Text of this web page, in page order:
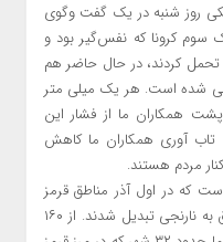
روز شنبه در یک گفت‌ وگوی
سوم کرونا که نفس‌گیر بود و
تحمل کردند، در حال حاضر هم
شده است. هر یک میلی متر
همکاران ما از فشار این
آوری همکاران ما کاهش
مردم هستند.
که در اول آذر مناطق قرمز
بسیار زیاد بود و در ۱۵ آذر اکثر این مناطق به نارنجی تبدیل شدند. از ۱۶۰